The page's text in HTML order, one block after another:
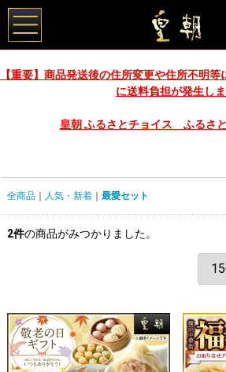
【重要】商品発送後の住所変更や住所不明
に送料負担が発生し
皇朝 ふるさとチョイス ふるさ
全商品 人気・新着 最愛セット
2件の商品がみつかりました。